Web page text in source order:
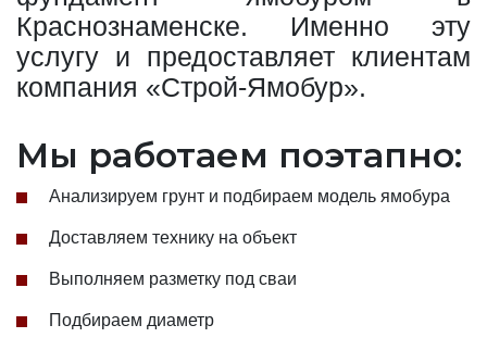
Краснознаменске. Именно эту
услугу и предоставляет клиентам
компания «Строй-Ямобур».
Мы работаем поэтапно:
Анализируем грунт и подбираем модель ямобура
Доставляем технику на объект
Выполняем разметку под сваи
Подбираем диаметр